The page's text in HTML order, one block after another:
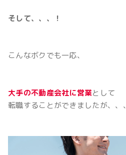
そして、、、！
こんなボクでも一応、
大手の不動産会社に営業として
転職することができましたが、、、